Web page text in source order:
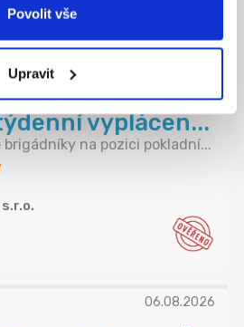
Povolit vše
Upravit
Mladá Boleslav -
vyplácen...
brigádníky na pozici pokladní...
06.08.2026